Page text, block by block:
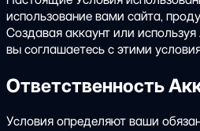
использование вами сайта,
Создавая аккаунт или
вы соглашаетесь с этими
Ответственность
Условия определяют ваши